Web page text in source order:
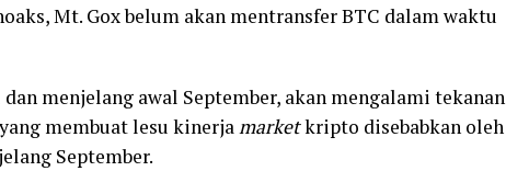
Mt. Gox belum akan mentransfer BTC dalam waktu
menjelang awal September, akan mengalami tekanan
membuat lesu kinerjamarketkripto disebabkan oleh
September.